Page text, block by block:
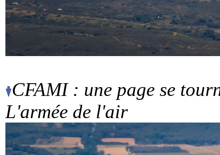
CFAMI : une page se
L'armée de l'air